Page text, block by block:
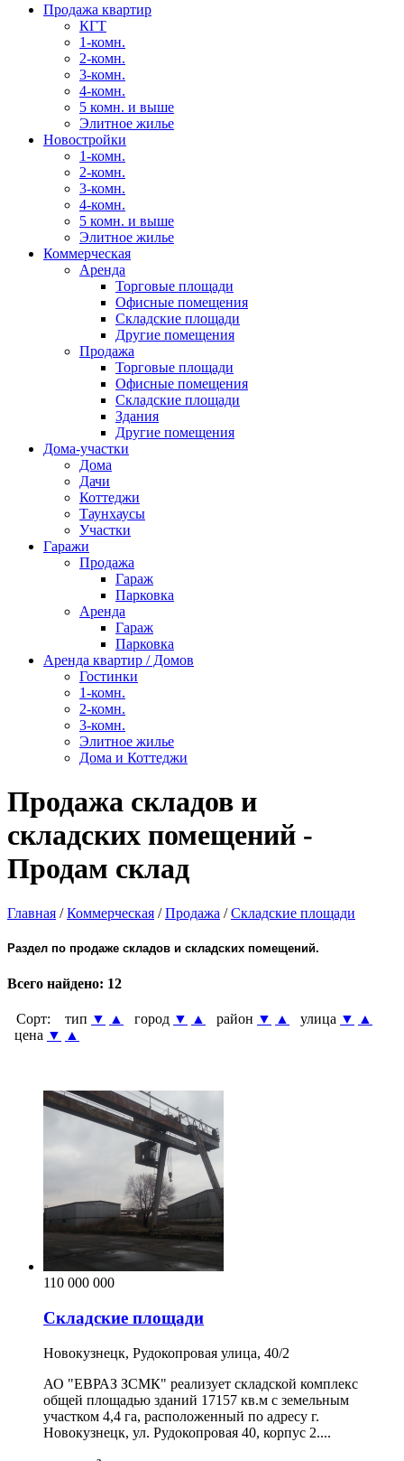
Продажа квартир
КГТ
1-комн.
2-комн.
3-комн.
4-комн.
5 комн. и выше
Элитное жилье
Новостройки
1-комн.
2-комн.
3-комн.
4-комн.
5 комн. и выше
Элитное жилье
Коммерческая
Аренда
Торговые площади
Офисные помещения
Складские площади
Другие помещения
Продажа
Торговые площади
Офисные помещения
Складские площади
Здания
Другие помещения
Дома-участки
Дома
Дачи
Коттеджи
Таунхаусы
Участки
Гаражи
Продажа
Гараж
Парковка
Аренда
Гараж
Парковка
Аренда квартир / Домов
Гостинки
1-комн.
2-комн.
3-комн.
Элитное жилье
Дома и Коттеджи
Продажа складов и
складских помещений -
Продам склад
Главная /Коммерческая /Продажа /Складские площади
Раздел по продаже складов и складских помещений.
Всего найдено: 12
Сорт: тип ▼ ▲ город ▼ ▲ район ▼ ▲ улица ▼
▲
цена ▼ ▲
110 000 000
Складские площади
Новокузнецк, Рудокопровая улица, 40/2
АО "ЕВРАЗ ЗСМК" реализует складской комплекс
общей площадью зданий 17157 кв.м с земельным
участком 4,4 га, расположенный по адресу г.
Новокузнецк, ул. Рудокопровая 40, корпус 2....